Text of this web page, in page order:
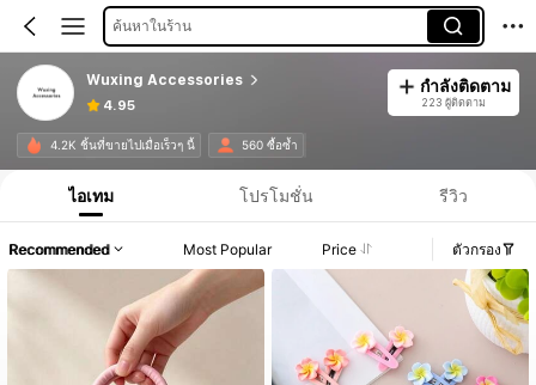
ค้นหาในร้าน
Wuxing Accessories
4.95
กำลังติดตาม
223 ผู้ติดตาม
4.2K ชิ้นที่ขายไปเมื่อเร็วๆ นี้ 560 ซื้อซ้ำ
ไอเทม โปรโมชั่น รีวิว
Recommended Most Popular Price ตัวกรอง